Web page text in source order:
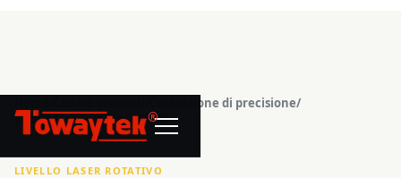
®
Costruzione di precisione/
Livello laser rotativo/SP010
LIVELLO LASER ROTATIVO